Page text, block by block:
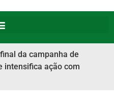
da campanha de
intensifica ação com